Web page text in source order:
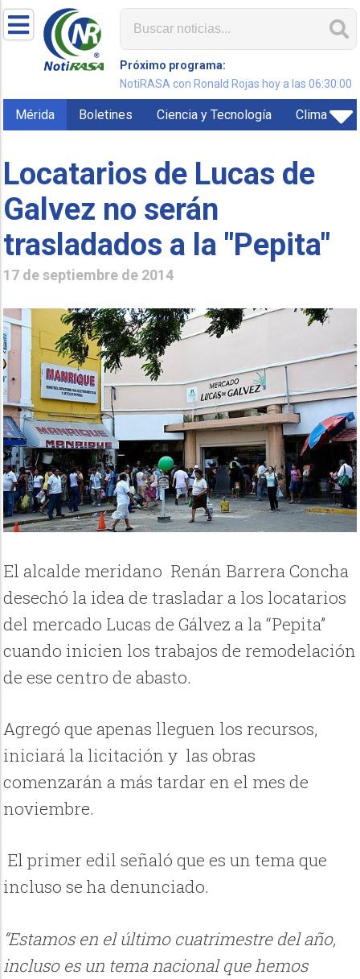
Próximo programa:
NotiRASA con Ronald Rojas hoy a las 06:30:00
Mérida Boletines Ciencia y Tecnología Clima
Locatarios de Lucas de
Galvez no serán
trasladados a la "Pepita"
17 de septiembre de 2014
El alcalde meridano Renán Barrera Concha
desechó la idea de trasladar a los locatarios
del mercado Lucas de Gálvez a la “Pepita”
cuando inicien los trabajos de remodelación
de ese centro de abasto.
Agregó que apenas lleguen los recursos,
iniciará la licitación y las obras
comenzarán a más tardar en el mes de
noviembre.
El primer edil señaló que es un tema que
incluso se ha denunciado.
“Estamos en el último cuatrimestre del año,
incluso es un tema nacional que hemos